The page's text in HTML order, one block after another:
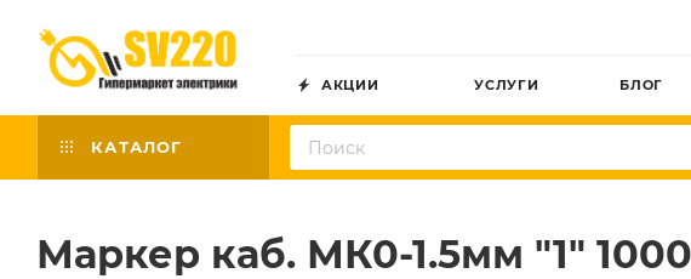
АКЦИИ УСЛУГИ БЛОГ
КАТАЛОГ
Маркер каб. МК0-1.5мм "1"